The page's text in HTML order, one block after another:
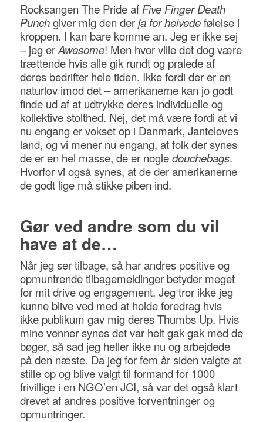
Rocksangen The Pride af Five Finger Death
Punchgiver mig den derja for helvedefølelse i
kroppen. I kan bare komme an. Jeg er ikke sej
– jeg erAwesome! Men hvor ville det dog være
trættende hvis alle gik rundt og pralede af
deres bedrifter hele tiden. Ikke fordi der er en
naturlov imod det – amerikanerne kan jo godt
finde ud af at udtrykke deres individuelle og
kollektive stolthed. Nej, det må være fordi at vi
nu engang er vokset op i Danmark, Janteloves
land, og vi mener nu engang, at folk der synes
de er en hel masse, de er nogledouchebags.
Hvorfor vi også synes, at de der amerikanerne
de godt lige må stikke piben ind.
Gør ved andre som du vil
have at de…
Når jeg ser tilbage, så har andres positive og
opmuntrende tilbagemeldinger betyder meget
for mit drive og engagement. Jeg tror ikke jeg
kunne blive ved med at holde foredrag hvis
ikke publikum gav mig deres Thumbs Up. Hvis
mine venner synes det var helt gak gak med de
bøger, så sad jeg heller ikke nu og arbejdede
på den næste. Da jeg for fem år siden valgte at
stille op og blive valgt til formand for 1000
frivillige i en NGO’en JCI, så var det også klart
drevet af andres positive forventninger og
opmuntringer.